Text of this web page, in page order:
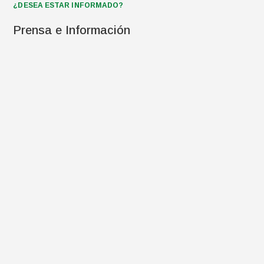
¿DESEA ESTAR INFORMADO?
Prensa e Información